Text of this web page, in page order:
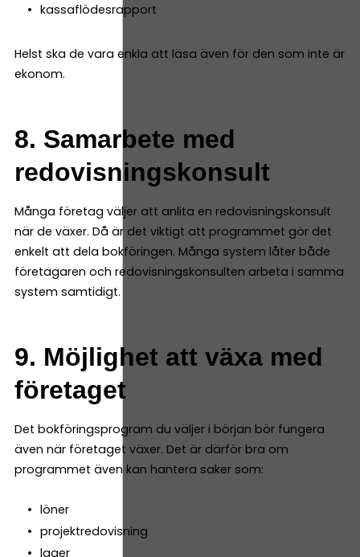
kassaflödesrapport
Helst ska de vara enkla att läsa även för den som inte är
ekonom.
8. Samarbete med
redovisningskonsult
Många företag väljer att anlita en redovisningskonsult
när de växer. Då är det viktigt att programmet gör det
enkelt att dela bokföringen. Många system låter både
företagaren och redovisningskonsulten arbeta i samma
system samtidigt.
9. Möjlighet att växa med
företaget
Det bokföringsprogram du väljer i början bör fungera
även när företaget växer. Det är därför bra om
programmet även kan hantera saker som:
löner
projektredovisning
lager